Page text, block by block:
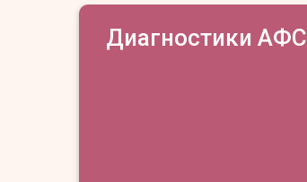
Диагностики АФС